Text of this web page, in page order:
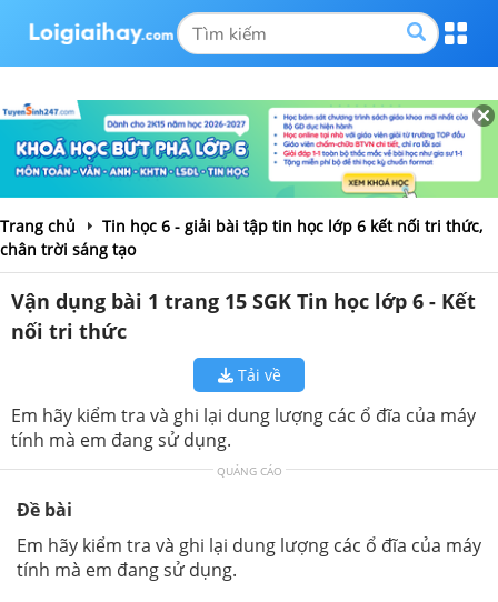
Trang chủ
Tin học 6 - giải bài tập tin học lớp 6 kết nối tri thức,
chân trời sáng tạo
Vận dụng bài 1 trang 15 SGK Tin học lớp 6 - Kết
nối tri thức
Tải về
Em hãy kiểm tra và ghi lại dung lượng các ổ đĩa của máy
tính mà em đang sử dụng.
QUẢNG CÁO
Đề bài
Em hãy kiểm tra và ghi lại dung lượng các ổ đĩa của máy
tính mà em đang sử dụng.